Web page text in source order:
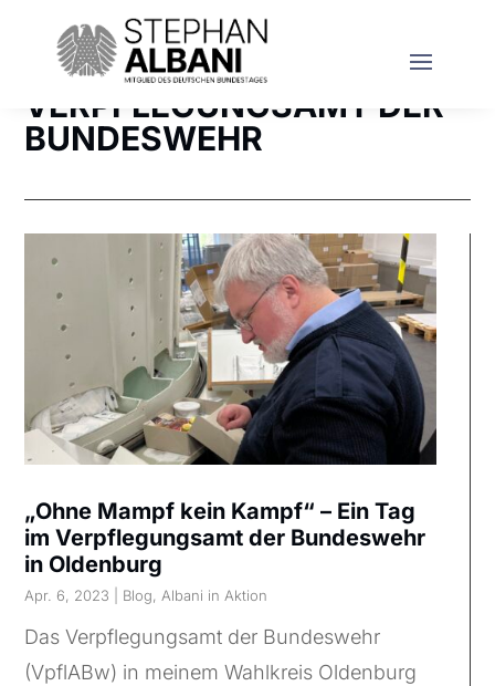
VERPFLEGUNGSAMT DER
BUNDESWEHR
„Ohne Mampf kein Kampf“ – Ein Tag
im Verpflegungsamt der Bundeswehr
in Oldenburg
Apr. 6, 2023 Blog,Albani in Aktion
Das Verpflegungsamt der Bundeswehr
(VpflABw) in meinem Wahlkreis Oldenburg